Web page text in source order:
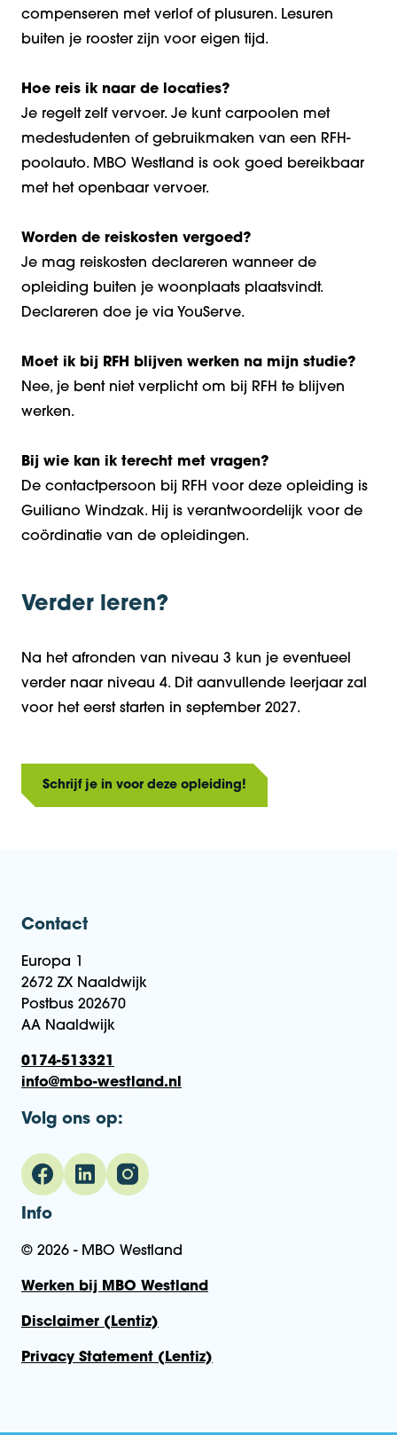
compenseren met verlof of plusuren. Lesuren
buiten je rooster zijn voor eigen tijd.
Hoe reis ik naar de locaties?
Je regelt zelf vervoer. Je kunt carpoolen met
medestudenten of gebruikmaken van een RFH-
poolauto. MBO Westland is ook goed bereikbaar
met het openbaar vervoer.
Worden de reiskosten vergoed?
Je mag reiskosten declareren wanneer de
opleiding buiten je woonplaats plaatsvindt.
Declareren doe je via YouServe.
Moet ik bij RFH blijven werken na mijn studie?
Nee, je bent niet verplicht om bij RFH te blijven
werken.
Bij wie kan ik terecht met vragen?
De contactpersoon bij RFH voor deze opleiding is
Guiliano Windzak. Hij is verantwoordelijk voor de
coördinatie van de opleidingen.
Verder leren?
Na het afronden van niveau 3 kun je eventueel
verder naar niveau 4. Dit aanvullende leerjaar zal
voor het eerst starten in september 2027.
Schrijf je in voor deze opleiding!
Info
© 2026 - MBO Westland
Werken bij MBO Westland
Disclaimer (Lentiz)
Privacy Statement (Lentiz)
Contact
Europa 1
2672 ZX Naaldwijk
Postbus 202670
AA Naaldwijk
0174-513321
info@mbo-westland.nl
Volg ons op: